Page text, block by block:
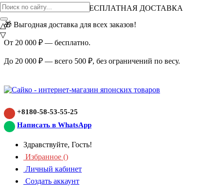
ВНИМАНИЕ АКЦИЯ!
БЕСПЛАТНАЯ ДОСТАВКА
🎁 Выгодная доставка для всех заказов!
От 20 000 ₽ — бесплатно.
До 20 000 ₽ — всего 500 ₽, без ограничений по весу.
+8180-58-53-55-25
Написать в WhatsApp
Здравствуйте, Гость!
Избранное ()
Личный кабинет
Создать аккаунт
△
▽